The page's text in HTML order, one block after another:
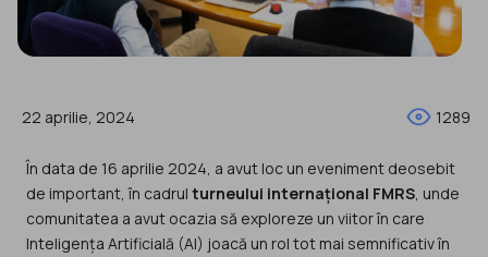
22 aprilie, 2024 1289
În data de 16 aprilie 2024, a avut loc un eveniment deosebit
de important, în cadrul turneului internațional FMRS, unde
comunitatea a avut ocazia să exploreze un viitor în care
Inteligența Artificială (AI) joacă un rol tot mai semnificativ în